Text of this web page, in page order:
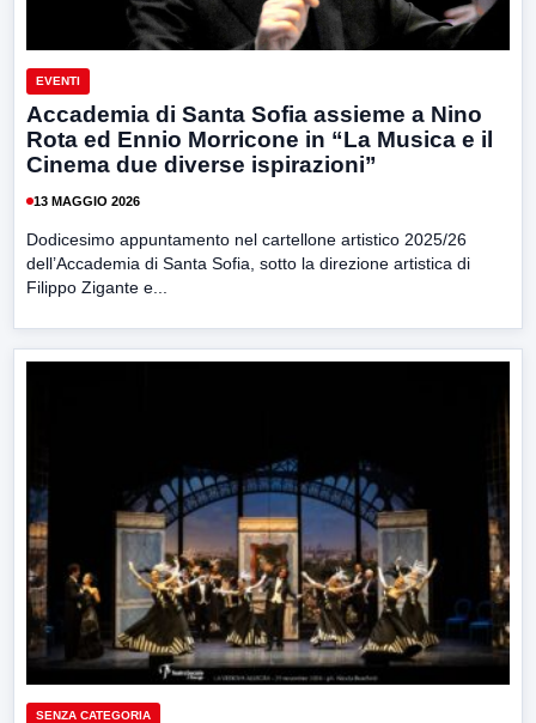
EVENTI
Accademia di Santa Sofia assieme a Nino
Rota ed Ennio Morricone in “La Musica e il
Cinema due diverse ispirazioni”
13 MAGGIO 2026
Dodicesimo appuntamento nel cartellone artistico 2025/26
dell’Accademia di Santa Sofia, sotto la direzione artistica di
Filippo Zigante e...
SENZA CATEGORIA